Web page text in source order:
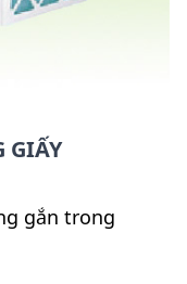
GIẤY
gắn trong